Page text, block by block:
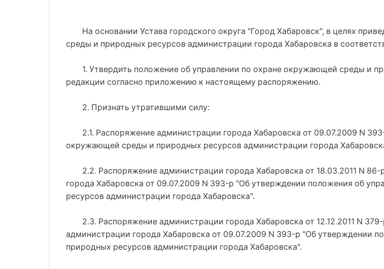
На основании Устава городского округа "Город Хабаровск", в целях
среды и природных ресурсов администрации города Хабаровска в
1. Утвердить положение об управлении по охране окружающей среды и
редакции согласно приложению к настоящему распоряжению.
2. Признать утратившими силу:
2.1. Распоряжение администрации города Хабаровска от 09.07.2009 N
окружающей среды и природных ресурсов администрации города
2.2. Распоряжение администрации города Хабаровска от 18.03.2011 N
города Хабаровска от 09.07.2009 N 393-р "Об утверждении положения об
ресурсов администрации города Хабаровска".
2.3. Распоряжение администрации города Хабаровска от 12.12.2011 N
администрации города Хабаровска от 09.07.2009 N 393-р "Об утверждении
природных ресурсов администрации города Хабаровска".